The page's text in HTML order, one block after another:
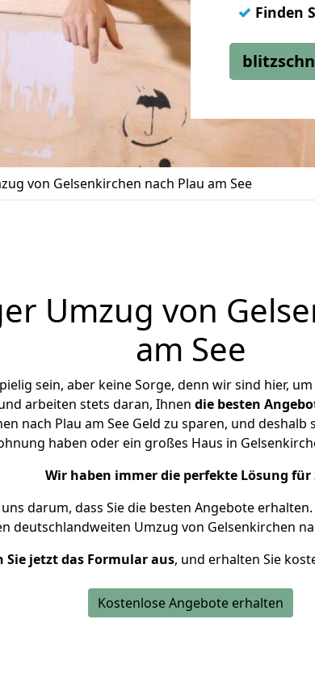
✓ Finden
von Gelsenkirchen nach Plau am See
Umzug von
am See
sein, aber keine Sorge, denn wir sind hier,
arbeiten stets daran, Ihnen die besten
nach Plau am See Geld zu sparen, und
haben oder ein großes Haus in
Wir haben immer die perfekte Lösung für
darum, dass Sie die besten Angebote erhalten.
deutschlandweiten Umzug von Gelsenkirchen
Sie jetzt das Formular aus, und erhalten Sie
Kostenlose Angebote erhalten